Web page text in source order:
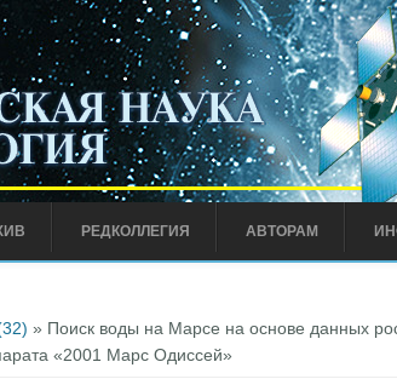
РЕДКОЛЛЕГИЯ АВТОРАМ
» Поиск воды на Марсе на основе данных
«2001 Марс Одиссей»